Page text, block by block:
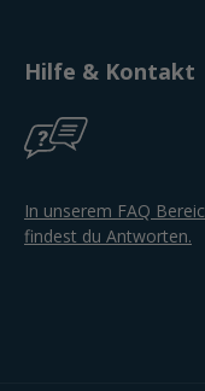
Hilfe & Kontakt
In unserem FAQ
findest du Antworten.